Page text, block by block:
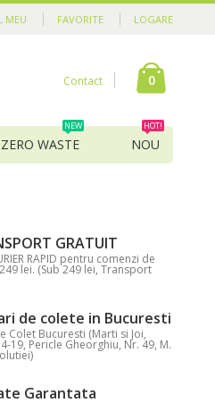
MEU FAVORITE LOGARE
Contact 0
ZERO WASTE
NEW
NOU
HOT!
GRATUIT
RAPID pentru comenzi de
lei. (Sub 249 lei, Transport
de colete in Bucuresti
Colet Bucuresti (Marti si Joi,
19, Pericle Gheorghiu, Nr. 49, M.
Garantata